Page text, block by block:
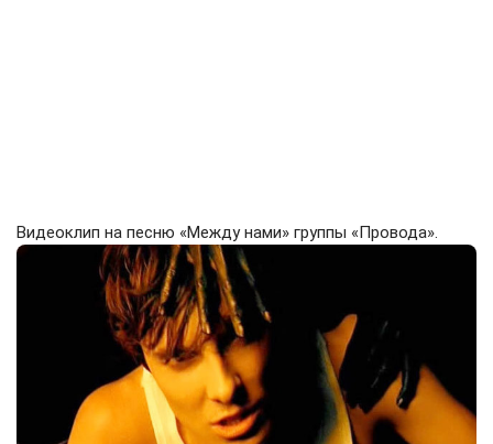
Видеоклип на песню «Между нами» группы «Провода».